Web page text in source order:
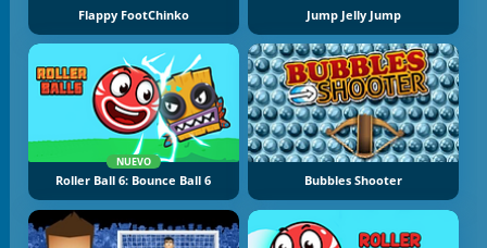
Flappy FootChinko Jump Jelly Jump
NUEVO
Roller Ball 6: Bounce Ball 6 Bubbles Shooter